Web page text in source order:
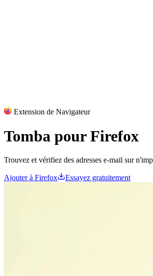
Extension de Navigateur
Tomba pourFirefox
Trouvez et vérifiez des adresses e-mail sur
Ajouter à Firefox Essayez gratuitement